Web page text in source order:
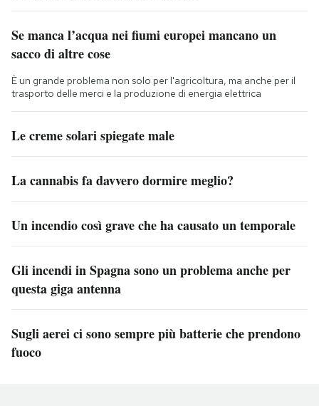
Se manca l’acqua nei fiumi europei mancano un
sacco di altre cose
È un grande problema non solo per l'agricoltura, ma anche per il
trasporto delle merci e la produzione di energia elettrica
Le creme solari spiegate male
La cannabis fa davvero dormire meglio?
Un incendio così grave che ha causato un temporale
Gli incendi in Spagna sono un problema anche per
questa giga antenna
Sugli aerei ci sono sempre più batterie che prendono
fuoco